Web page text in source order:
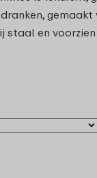
gemaakt
staal en voorzien